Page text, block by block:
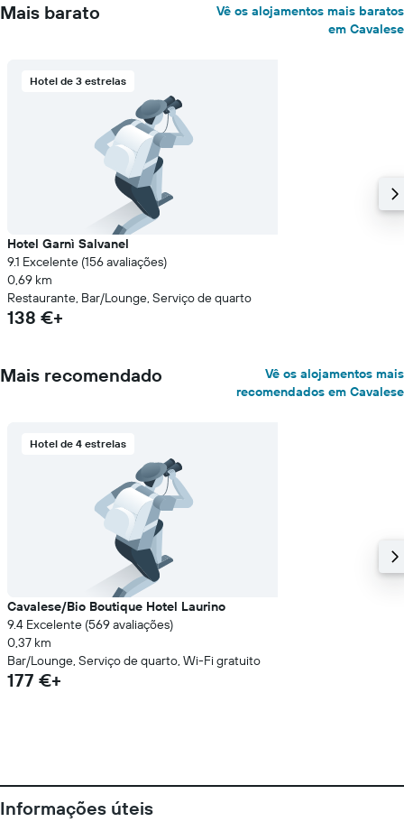
Mais barato
Vê os alojamentos mais baratos
em Cavalese
Hotel de 3 estrelas
Hotel Garnì Salvanel
9.1 Excelente (156 avaliações)
0,69 km
Restaurante, Bar/Lounge, Serviço de quarto
138 €+
Mais recomendado
Vê os alojamentos mais
recomendados em Cavalese
Hotel de 4 estrelas
Cavalese/Bio Boutique Hotel Laurino
9.4 Excelente (569 avaliações)
0,37 km
Bar/Lounge, Serviço de quarto, Wi-Fi gratuito
177 €+
Informações úteis